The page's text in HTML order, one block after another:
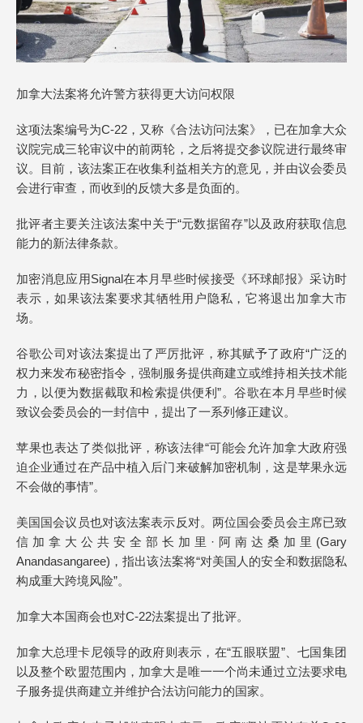
加拿大法案将允许警方获得更大访问权限
这项法案编号为C-22，又称《合法访问法案》，已在加拿大众
议院完成三轮审议中的前两轮，之后将提交参议院进行最终审
议。目前，该法案正在收集利益相关方的意见，并由议会委员
会进行审查，而收到的反馈大多是负面的。
批评者主要关注该法案中关于“元数据留存”以及政府获取信息
能力的新法律条款。
加密消息应用Signal在本月早些时候接受《环球邮报》采访时
表示，如果该法案要求其牺牲用户隐私，它将退出加拿大市
场。
谷歌公司对该法案提出了严厉批评，称其赋予了政府“广泛的
权力来发布秘密指令，强制服务提供商建立或维持相关技术能
力，以便为数据截取和检索提供便利”。谷歌在本月早些时候
致议会委员会的一封信中，提出了一系列修正建议。
苹果也表达了类似批评，称该法律“可能会允许加拿大政府强
迫企业通过在产品中植入后门来破解加密机制，这是苹果永远
不会做的事情”。
美国国会议员也对该法案表示反对。两位国会委员会主席已致
信加拿大公共安全部长加里·阿南达桑加里(Gary
Anandasangaree)，指出该法案将“对美国人的安全和数据隐私
构成重大跨境风险”。
加拿大本国商会也对C-22法案提出了批评。
加拿大总理卡尼领导的政府则表示，在“五眼联盟”、七国集团
以及整个欧盟范围内，加拿大是唯一一个尚未通过立法要求电
子服务提供商建立并维护合法访问能力的国家。